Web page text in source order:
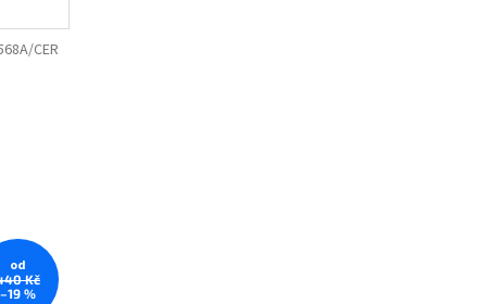
od
Kč
–19 %
CER